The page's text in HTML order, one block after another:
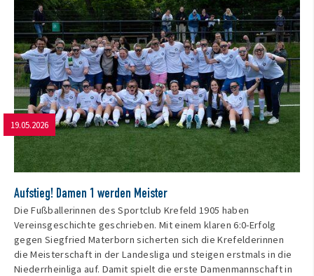
19.05.2026
Aufstieg! Damen 1 werden Meister
Die Fußballerinnen des Sportclub Krefeld 1905 haben
Vereinsgeschichte geschrieben. Mit einem klaren 6:0-Erfolg
gegen Siegfried Materborn sicherten sich die Krefelderinnen
die Meisterschaft in der Landesliga und steigen erstmals in die
Niederrheinliga auf. Damit spielt die erste Damenmannschaft in